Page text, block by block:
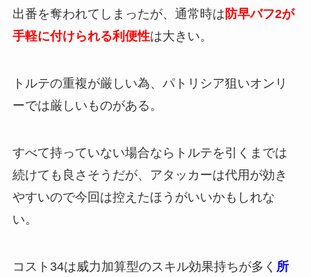
出番を奪われてしまったが、通常時は 防早バフ2が
手軽に付けられる利便性は大きい。
トルテの重複が厳しい為、パトリシア狙いオンリ
ーでは厳しいものがある。
すべて持っていない場合ならトルテを引くまでは
続けても良さそうだが、アタッカーは代用が効き
やすいので今回は控えたほうがいいかもしれな
い。
コスト34は威力加算型のスキル効果持ちが多く 所